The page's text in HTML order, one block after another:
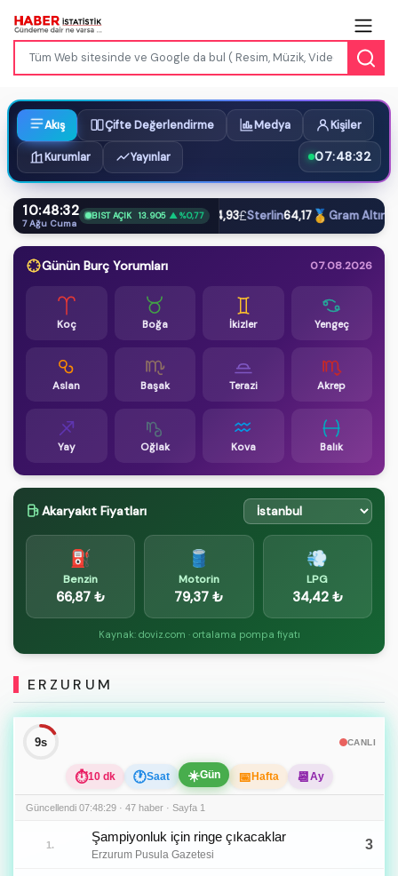
Akış Çifte Değerlendirme Medya Kişiler
Kurumlar Yayınlar 07:48:33
10:48:33
7 Ağu Cuma
BIST AÇIK 13.905 ▲ %0,77
$Dolar47,59€ Euro54,93£Sterlin64,17🥇 Gram Altın
Günün Burç Yorumları 07.08.2026
Koç Boğa İkizler Yengeç
Aslan Başak Terazi Akrep
Yay Oğlak Kova Balık
Akaryakıt Fiyatları
⛽
Benzin
66,87 ₺
🛢️
Motorin
79,37 ₺
💨
LPG
34,42 ₺
Kaynak: doviz.com · ortalama pompa fiyatı
ERZURUM
8s
⏱10 dk 🕐Saat ☀️Gün 📅 Hafta 📆 Ay
CANLI
Güncellendi 07:48:29 · 47 haber · Sayfa 1
1.
Şampiyonluk için ringe çıkacaklar
Erzurum Pusula Gazetesi
3